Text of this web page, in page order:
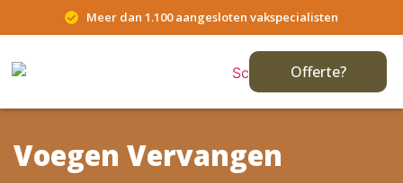
Meer dan 1.100 aangesloten vakspecialisten
Offerte?
Voegen Vervangen